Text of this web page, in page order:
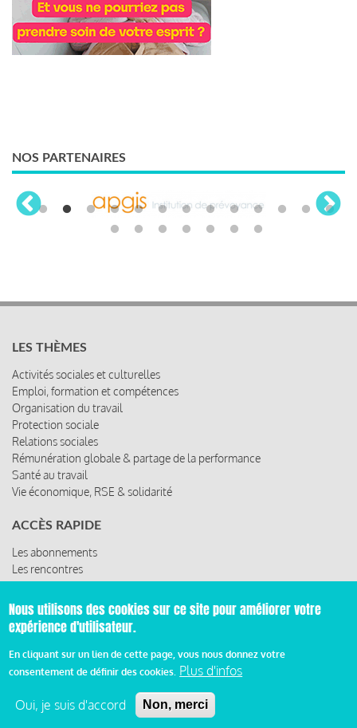
NOS PARTENAIRES
LES THÈMES
Activités sociales et culturelles
Emploi, formation et compétences
Organisation du travail
Protection sociale
Relations sociales
Rémunération globale & partage de la performance
Santé au travail
Vie économique, RSE & solidarité
ACCÈS RAPIDE
Les abonnements
Les rencontres
Les ressources
© 2019 Miroir Social - Réalisé parCafffeine
Pied
Mentions légales et condition générale d’utilisation et
d’abonnement
Nous utilisons des cookies sur ce site pour améliorer votre
expérience d'utilisateur.
En cliquant sur un lien de cette page, vous nous donnez votre
consentement de définir des cookies. Plus d'infos
Oui, je suis d'accord Non, merci